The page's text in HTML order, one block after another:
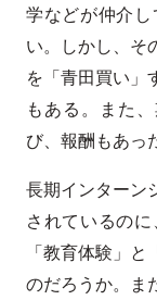
学などが仲介
い。しかし、そ
を「青田買い」
もある。また
び、報酬もあっ
長期インターン
されているの
「教育体験」
のだろうか。ま